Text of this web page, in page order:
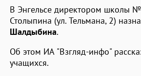
В Энгельсе директором школы
Столыпина (ул. Тельмана, 2)
Шалдыбина.
Об этом ИА "Взгляд-инфо"
учащихся.